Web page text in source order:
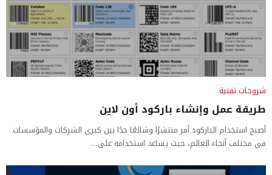
شروحات تقنية
طريقة عمل وإنشاء باركود أون لاين
أصبح استخدام الباركود أمر منتشرًا وشائعًا جدًا بين كبرى الشركات والمؤسسات
في مختلف أنحاء العالم، حيث يساعد استخدامه على...